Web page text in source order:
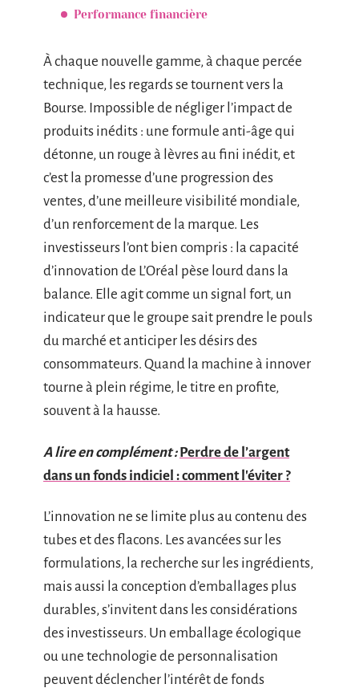
Performance financière
À chaque nouvelle gamme, à chaque percée
technique, les regards se tournent vers la
Bourse. Impossible de négliger l’impact de
produits inédits : une formule anti-âge qui
détonne, un rouge à lèvres au fini inédit, et
c’est la promesse d’une progression des
ventes, d’une meilleure visibilité mondiale,
d’un renforcement de la marque. Les
investisseurs l’ont bien compris : la capacité
d’innovation de L’Oréal pèse lourd dans la
balance. Elle agit comme un signal fort, un
indicateur que le groupe sait prendre le pouls
du marché et anticiper les désirs des
consommateurs. Quand la machine à innover
tourne à plein régime, le titre en profite,
souvent à la hausse.
A lire en complément : Perdre de l’argent
dans un fonds indiciel : comment l'éviter ?
L’innovation ne se limite plus au contenu des
tubes et des flacons. Les avancées sur les
formulations, la recherche sur les ingrédients,
mais aussi la conception d’emballages plus
durables, s’invitent dans les considérations
des investisseurs. Un emballage écologique
ou une technologie de personnalisation
peuvent déclencher l’intérêt de fonds